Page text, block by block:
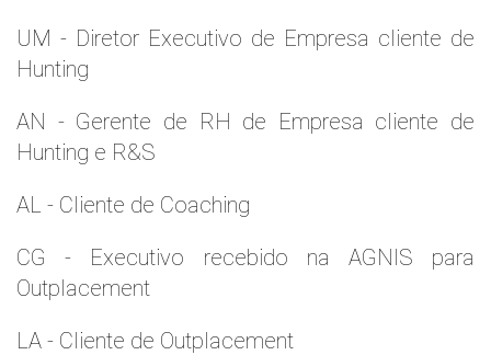
UM - Diretor Executivo de Empresa cliente de
Hunting
AN - Gerente de RH de Empresa cliente de
Hunting e R&S
AL - Cliente de Coaching
CG - Executivo recebido na AGNIS para
Outplacement
LA - Cliente de Outplacement